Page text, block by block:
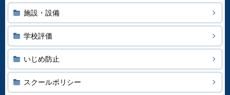
施設・設備
学校評価
いじめ防止
スクールポリシー